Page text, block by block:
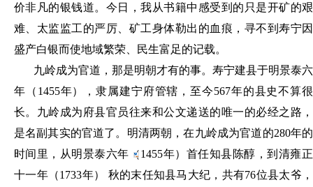
价非凡的银钱道。今日，我从书籍中感受到的只是开矿的艰
难、太监监工的严厉、矿工身体勒出的血痕，寻不到寿宁因
盛产白银而使地域繁荣、民生富足的记载。
九岭成为官道，那是明朝才有的事。寿宁建县于明景泰六
年（ 1455年），隶属建宁府管辖，至今567年的县史不算很
长。九岭成为府县官员往来和公文递送的唯一的必经之路，
是名副其实的官道了。明清两朝，在九岭成为官道的280年的
时间里，从明景泰六年（1455年）首任知县陈醇，到清雍正
十一年（1733年） 秋的末任知县马大纪，共有76位县太爷，